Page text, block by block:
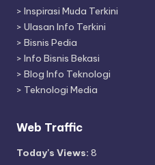
> Inspirasi Muda Terkini
> Ulasan Info Terkini
> Bisnis Pedia
> Info Bisnis Bekasi
> Blog Info Teknologi
> Teknologi Media
Web Traffic
Today's Views: 8